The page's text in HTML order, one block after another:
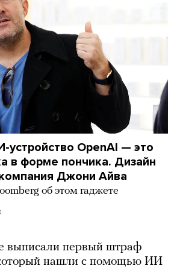
устройство OpenAI — это
в форме пончика. Дизайн
Джони Айва
об этом гаджете
выписали первый штраф
нашли с помощью ИИ